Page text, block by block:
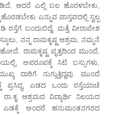
ಆದರೆ ಎಲ್ಲಿ ಬಲ ಹೊರಳಬೇಕು,
ಎನ್ನುವ ವಾಸ್ತವದಲ್ಲಿ ಸ್ವಲ್ಪ
ಬಂದುಬಿದ್ದೆ. ಮತ್ತೆ ವೀರಾವೇಶ
ನನ್ನ ರಾಮಕೃಷ್ಣ ಆಶ್ರಮ, ನಮ್ಮನೆ
ಹೋದೆ. ರಾಮಕೃಷ್ಣ ವೃತ್ತದಿಂದ ಮುಂದೆ,
ಅಪರೂಪಕ್ಕೆ ಸಿಟಿ ಬಸ್ಸುಗಳು,
ದಾರಿಗೆ ನುಗ್ಗುತ್ತಿದ್ದವು. ಮುಂದೆ
ಪ್ರಸಿದ್ಧ, ಎಡದ ಒಂದು ರಸ್ತೆಯಾಚೆ
ಆಶ್ರಮದ ವಿದ್ಯಾರ್ಥಿ ನಿಲಯದ
ಅಂದರೆ ಹನುಮಂತನಗರದ